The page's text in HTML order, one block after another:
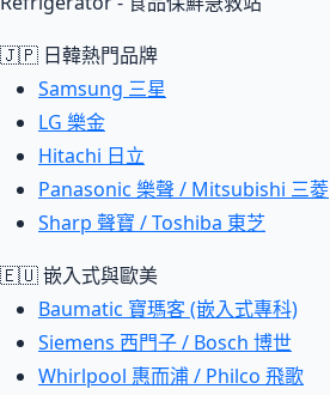
🇯🇵 日韓熱門品牌
Samsung 三星
LG 樂金
Hitachi 日立
Panasonic 樂聲 / Mitsubishi 三菱
Sharp 聲寶 / Toshiba 東芝
🇪🇺 嵌入式與歐美
Baumatic 寶瑪客 (嵌入式專科)
Siemens 西門子 / Bosch 博世
Whirlpool 惠而浦 / Philco 飛歌